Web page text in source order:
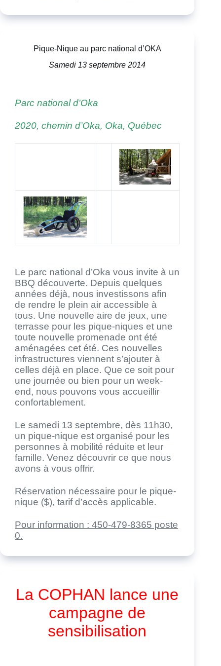
Pique-Nique au parc national d’OKA
Samedi 13 septembre 2014
Parc national d’Oka
2020, chemin d’Oka, Oka, Québec
Le parc national d’Oka vous invite à un
BBQ découverte. Depuis quelques
années déjà, nous investissons afin
de rendre le plein air accessible à
tous. Une nouvelle aire de jeux, une
terrasse pour les pique-niques et une
toute nouvelle promenade ont été
aménagées cet été. Ces nouvelles
infrastructures viennent s’ajouter à
celles déjà en place. Que ce soit pour
une journée ou bien pour un week-
end, nous pouvons vous accueillir
confortablement.
Le samedi 13 septembre, dès 11h30,
un pique-nique est organisé pour les
personnes à mobilité réduite et leur
famille. Venez découvrir ce que nous
avons à vous offrir.
Réservation nécessaire pour le pique-
nique ($), tarif d’accès applicable.
Pour information : 450-479-8365 poste
0.
La COPHAN lance une
campagne de
sensibilisation